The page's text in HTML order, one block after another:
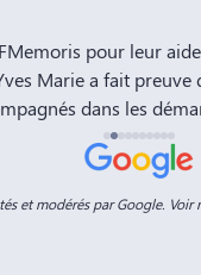
pour leur
Marie a fait
dans les
d'adieu. Nous
recommandons
moments de deuil,
et modérés par Google. Voir